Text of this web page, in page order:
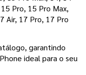
Pro, 15 Pro Max,
Air, 17 Pro, 17 Pro
garantindo
ideal para o seu